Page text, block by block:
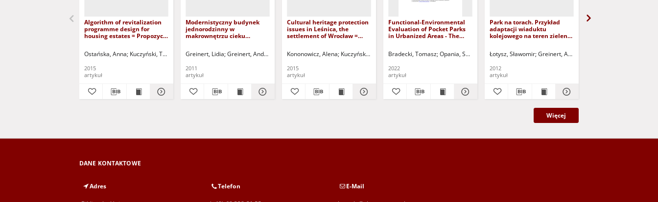
Algorithm of revitalization
programme design for
housing estates = Propozycja
mieszkaniowych
Ostańska, Anna Kuczyński, Tadeusz - red.
2015
artykuł
Modernistyczny budynek
jednorodzinny w
makrownętrzu cieku
structure of watercourse
Greinert, Lidia Greinert, Andrzej - red.
2011
artykuł
Cultural heritage protection
issues in Leśnica, the
settlement of Wrocław =
osiedla Leśnica we
Kononowicz, Alena Kuczyński, Tadeusz - red.
2015
artykuł
Functional-Environmental
Evaluation of Pocket Parks
in Urbanized Areas - The
Bradecki, Tomasz Opania, Szymon Kuczyński, Tadeusz - red.
2022
artykuł
Park na torach. Przykład
adaptacji wiaduktu
kolejowego na teren zieleni
Łotysz, Sławomir Greinert, Andrzej - red.
2012
artykuł
Więcej
DANE KONTAKTOWE
Adres Telefon E-Mail